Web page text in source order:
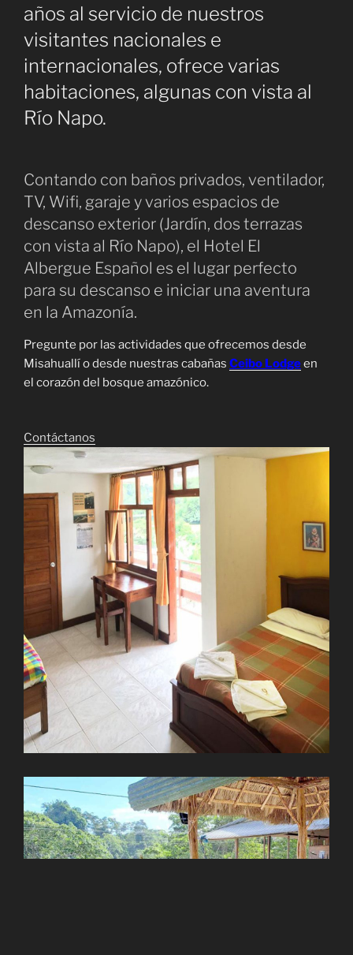
años al servicio de nuestros
visitantes nacionales e
internacionales, ofrece varias
habitaciones, algunas con vista al
Río Napo.
Contando con baños privados, ventilador,
TV, Wifi, garaje y varios espacios de
descanso exterior (Jardín, dos terrazas
con vista al Río Napo), el Hotel El
Albergue Español es el lugar perfecto
para su descanso e iniciar una aventura
en la Amazonía.
Pregunte por las actividades que ofrecemos desde
Misahuallí o desde nuestras cabañas Ceibo Lodgeen
el corazón del bosque amazónico.
Contáctanos